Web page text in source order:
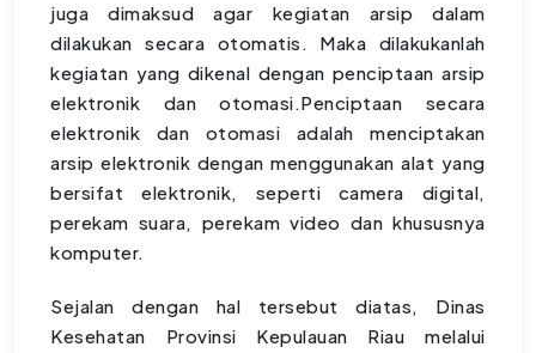
juga dimaksud agar kegiatan arsip dalam
dilakukan secara otomatis. Maka dilakukanlah
kegiatan yang dikenal dengan penciptaan arsip
elektronik dan otomasi.Penciptaan secara
elektronik dan otomasi adalah menciptakan
arsip elektronik dengan menggunakan alat yang
bersifat elektronik, seperti camera digital,
perekam suara, perekam video dan khususnya
komputer.
Sejalan dengan hal tersebut diatas, Dinas
Kesehatan Provinsi Kepulauan Riau melalui